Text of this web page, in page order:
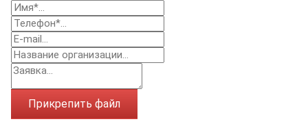
Прикрепить файл